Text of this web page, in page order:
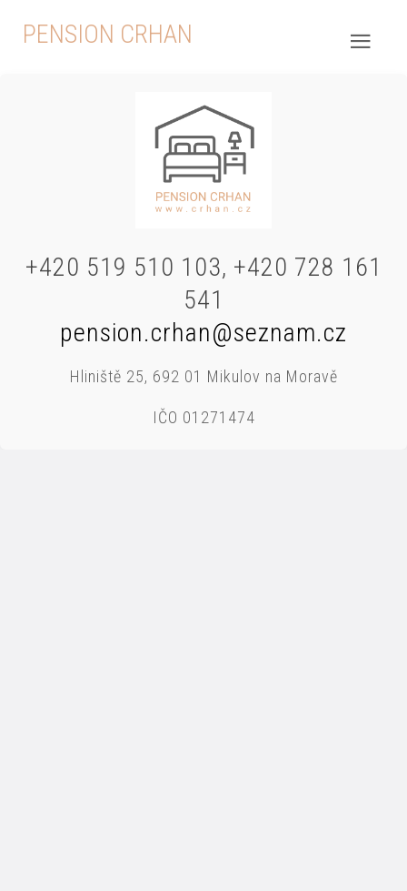
PENSION CRHAN
+420 519 510 103, +420 728 161
541
pension.crhan@seznam.cz
Hliniště 25, 692 01 Mikulov na Moravě
IČO 01271474